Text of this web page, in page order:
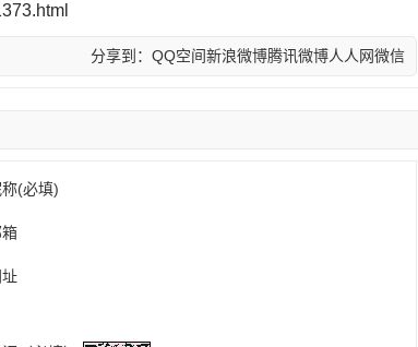
分享到： QQ空间新浪微博腾讯微博人人网微信
称(必填)